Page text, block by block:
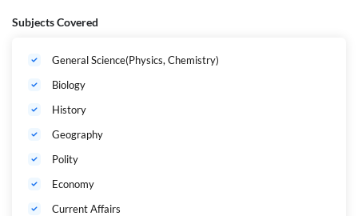
Subjects Covered
General Science(Physics, Chemistry)
Biology
History
Geography
Polity
Economy
Current Affairs